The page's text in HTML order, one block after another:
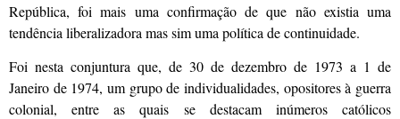
República, foi mais uma confirmação de que não existia uma
tendência liberalizadora mas sim uma política de continuidade.
Foi nesta conjun­tura que, de 30 de dezembro de 1973 a 1 de
Janeiro de 1974, um grupo de individu­alidades, opositores à guerra
colo­nial, entre as quais se destacam inúmeros católicos